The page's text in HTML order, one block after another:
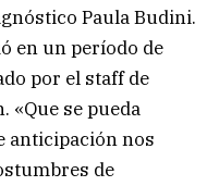
Paula Budini.
en un período de
por el staff de
«Que se pueda
anticipación nos
de